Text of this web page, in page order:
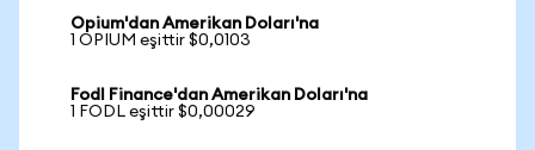
Opium'dan Amerikan Doları'na
1 OPIUM eşittir $0,0103
Fodl Finance'dan Amerikan Doları'na
1 FODL eşittir $0,00029